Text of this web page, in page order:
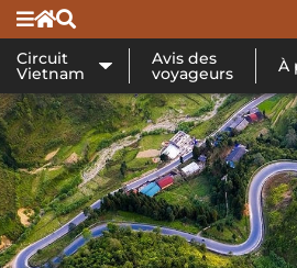
Circuit
Vietnam
Avis des
voyageurs À